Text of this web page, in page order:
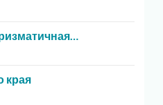
края